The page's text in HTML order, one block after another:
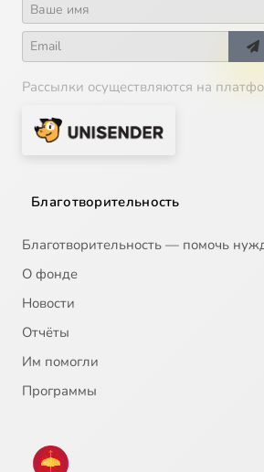
Рассылки осуществляются на
Благотворительность
Благотворительность — помочь
О фонде
Новости
Отчёты
Им помогли
Программы